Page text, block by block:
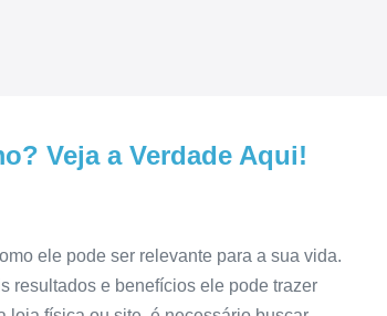
Veja a Verdade Aqui!
ele pode ser relevante para a sua vida.
resultados e benefícios ele pode trazer